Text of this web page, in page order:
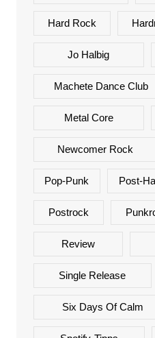
Hard Rock
Jo Halbig
Machete Dance Club
Metal Core
Newcomer Rock
Pop-Punk Post-
Postrock
Review
Single Release
Six Days Of Calm